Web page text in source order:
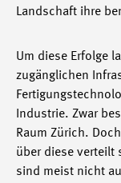
Landschaft ihre
Um diese Erfolge
zugänglichen
Industrie. Zwar
Raum Zürich.
über diese verteilt
sind meist nicht